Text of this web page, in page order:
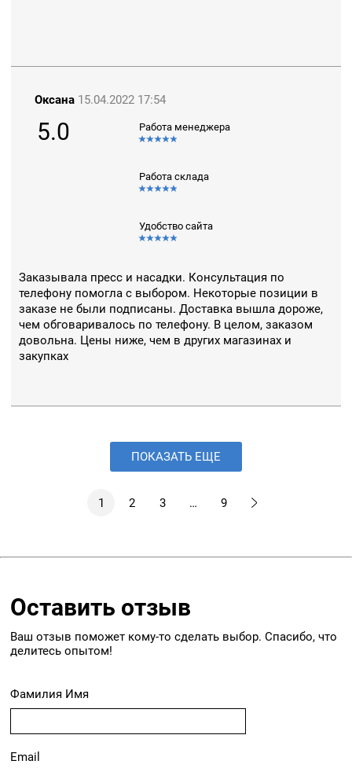
Оксана 15.04.2022 17:54
5.0 Работа менеджера
Работа склада
Удобство сайта
Заказывала пресс и насадки. Консультация по
телефону помогла с выбором. Некоторые позиции в
заказе не были подписаны. Доставка вышла дороже,
чем обговаривалось по телефону. В целом, заказом
довольна. Цены ниже, чем в других магазинах и
закупках
ПОКАЗАТЬ ЕЩЕ
1 2 3 … 9
Оставить отзыв
Ваш отзыв поможет кому-то сделать выбор. Спасибо, что
делитесь опытом!
Фамилия Имя
Email